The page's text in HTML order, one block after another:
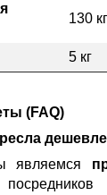
130 кг
5 кг
(FAQ)
являемся